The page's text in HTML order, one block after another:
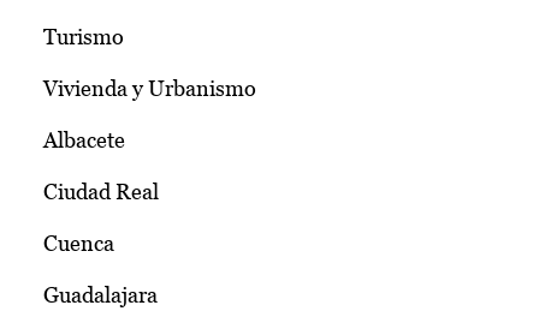
Turismo
Vivienda y Urbanismo
Albacete
Ciudad Real
Cuenca
Guadalajara